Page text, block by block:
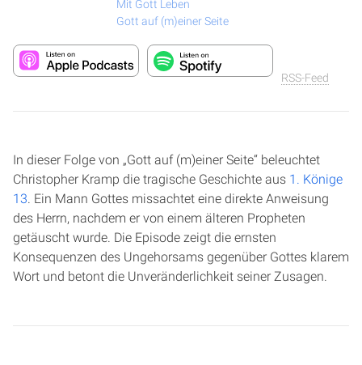
Mit Gott Leben
Gott auf (m)einer Seite
RSS-Feed
In dieser Folge von „Gott auf (m)einer Seite“ beleuchtet
Christopher Kramp die tragische Geschichte aus 1. Könige
13. Ein Mann Gottes missachtet eine direkte Anweisung
des Herrn, nachdem er von einem älteren Propheten
getäuscht wurde. Die Episode zeigt die ernsten
Konsequenzen des Ungehorsams gegenüber Gottes klarem
Wort und betont die Unveränderlichkeit seiner Zusagen.